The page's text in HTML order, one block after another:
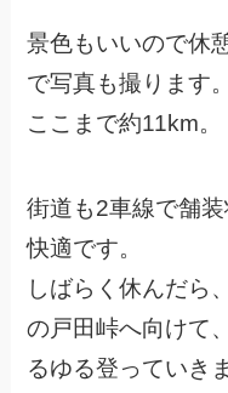
景色もいいので休
で写真も撮ります。
ここまで約11km。
街道も2車線で舗
快適です。
しばらく休んだら
の戸田峠へ向けて
るゆる登っていき